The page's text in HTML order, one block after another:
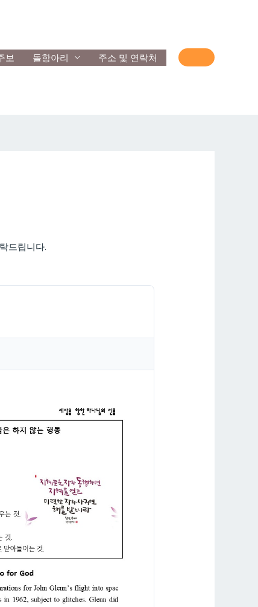
보 돌항아리 주소 및 연락처
드립니다.